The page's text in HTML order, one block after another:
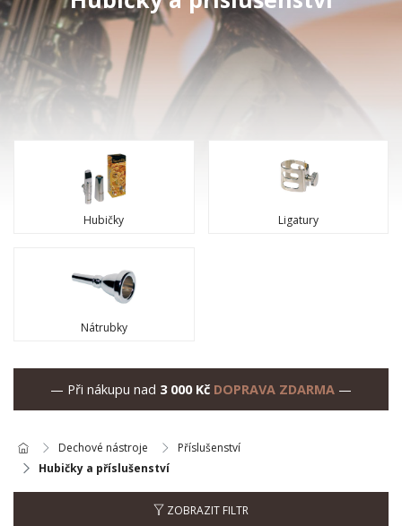
Hubičky Ligatury
Nátrubky
— Při nákupu nad 3 000 Kč DOPRAVA ZDARMA —
Dechové nástroje
Příslušenství
Hubičky a příslušenství
ZOBRAZIT FILTR